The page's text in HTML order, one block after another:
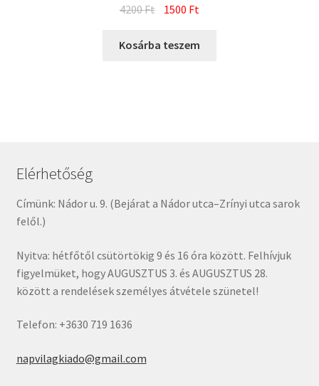
4200Ft Original
was:
1500 Ft
is:
Kosárba teszem
Elérhetőség
Címünk: Nádor u. 9. (Bejárat a Nádor utca–Zrínyi utca sarok
felől.)
Nyitva: hétfőtől csütörtökig 9 és 16 óra között. Felhívjuk
figyelmüket, hogy AUGUSZTUS 3. és AUGUSZTUS 28.
között a rendelések személyes átvétele szünetel!
Telefon: +3630 719 1636
napvilagkiado@gmail.com